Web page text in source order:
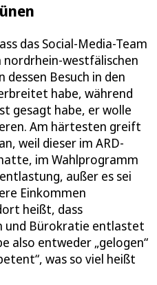
das Social-Media-Team
westfälischen
dessen Besuch in den
habe, während
gesagt habe, er wolle
Am härtesten greift
weil dieser im ARD-
im Wahlprogramm
außer es sei
Einkommen
heißt, dass
und Bürokratie entlastet
also entweder „gelogen“
was so viel heißt